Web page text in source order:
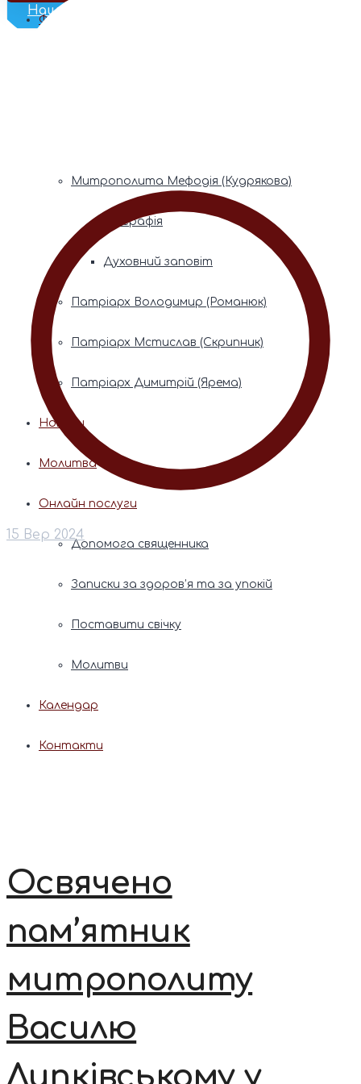
Наш Телеграм
Фонди пам’яті
Митрополита Мефодія (Кудрякова)
Біографія
Духовний заповіт
Патріарх Володимир (Романюк)
Патріарх Мстислав (Скрипник)
Патріарх Димитрій (Ярема)
Новини
Молитва
Онлайн послуги
Допомога священника
Записки за здоров’я та за упокій
Поставити свічку
Молитви
Календар
Контакти
15 Вер 2024
Освячено
пам’ятник
митрополиту
Василю
Липківському у